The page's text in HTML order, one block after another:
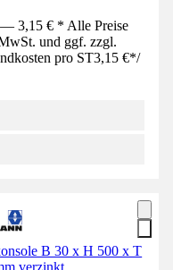
— 3,15 € * Alle Preise
und ggf. zzgl.
pro ST3,15 €*/
B 30 x H 500 x T
verzinkt